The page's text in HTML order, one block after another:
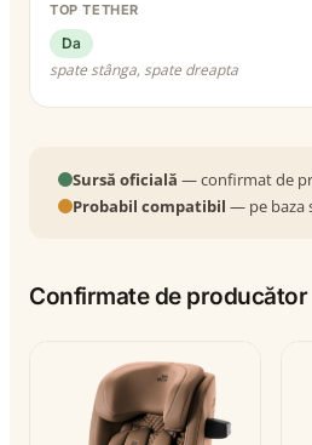
TOP TETHER
Da
spate stânga, spate dreapta
Sursă oficială — confirmat de
Probabil compatibil — pe baza
Confirmate de producător